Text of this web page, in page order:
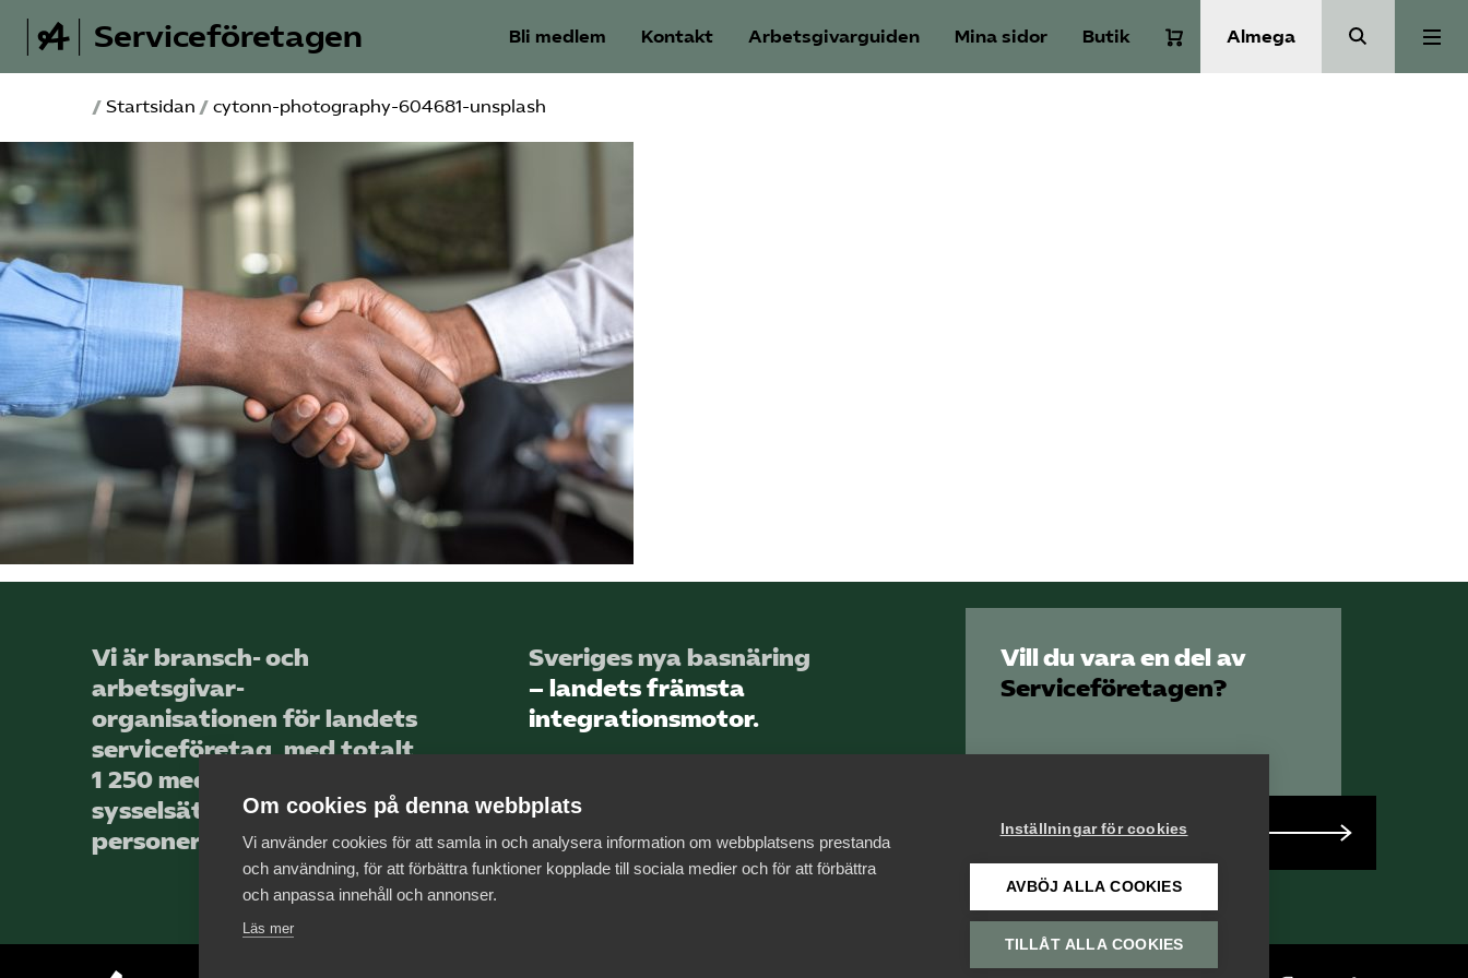
Serviceföretagen Bli medlem Kontakt Arbetsgivarguiden Mina sidor Butik Almega
Arbetsgivarguiden
Om webbplatsen
Beställ trycksaker
/ Startsidan / cytonn-photography-604681-unsplash
Vi är bransch- och
arbetsgivar­
organisationen för landets
service­företag, med totalt
1 250 medlems­företag som
sysselsätter över 44 000
personer.
Sveriges nya basnäring
– landets främsta
integrationsmotor.
Vill du vara en del av
Serviceföretagen?
Bli medlem
Om cookies på denna webbplats
Vi använder cookies för att samla in och analysera information om webbplatsens prestanda
och användning, för att förbättra funktioner kopplade till sociala medier och för att förbättra
och anpassa innehåll och annonser.
Läs mer
Inställningar för cookies
AVBÖJ ALLA COOKIES
TILLÅT ALLA COOKIES